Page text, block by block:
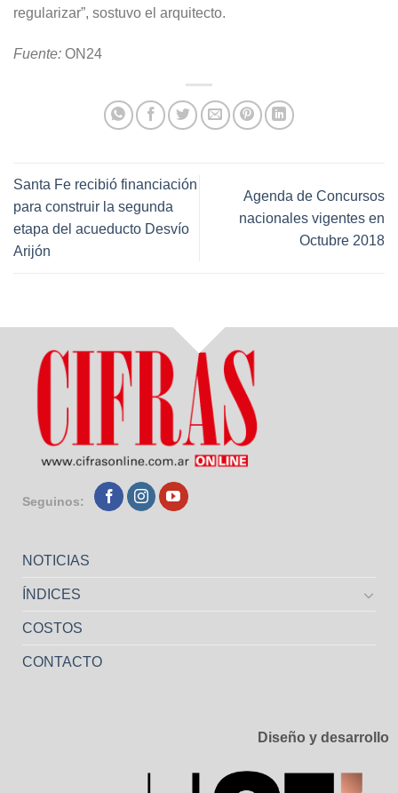
regularizar”, sostuvo el arquitecto.
Fuente: ON24
Santa Fe recibió financiación
para construir la segunda
etapa del acueducto Desvío
Arijón
Agenda de Concursos
nacionales vigentes en
Octubre 2018
Seguinos:
NOTICIAS
ÍNDICES
COSTOS
CONTACTO
Diseño y desarrollo